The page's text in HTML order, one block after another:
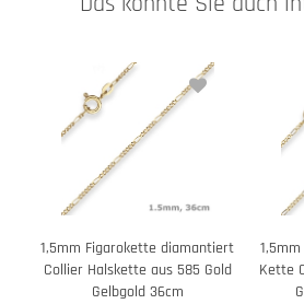
1,5mm Figarokette diamantiert
Collier Halskette aus 585 Gold
Gelbgold 36cm
Kette